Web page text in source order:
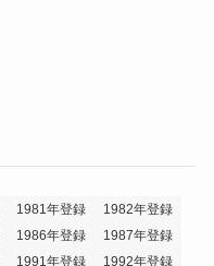
1981年登録
1982年登録
1986年登録
1987年登録
1991年登録 1992年登録